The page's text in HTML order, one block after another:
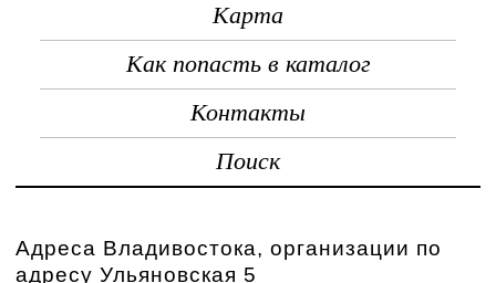
Карта
Как попасть в каталог
Контакты
Поиск
Адреса Владивостока, организации по
адресу Ульяновская 5